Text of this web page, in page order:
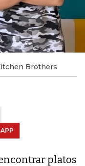
Brothers
platos